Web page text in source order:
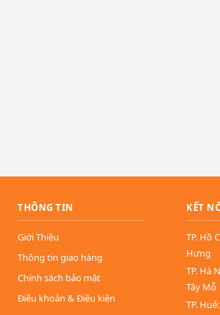
THÔNG TIN
Giới Thiệu
Thông tin giao hàng
Chính sách bảo mật
Điều khoản & Điều kiện
KẾT
TP. Hồ
Hưng
TP. Hà
Tây Mỗ
TP.